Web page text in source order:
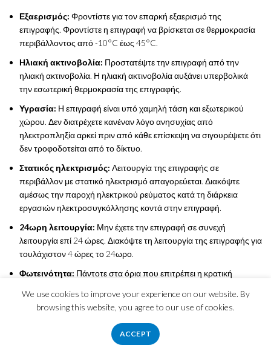
Εξαερισμός: Φροντίστε για τον επαρκή εξαερισμό της
επιγραφής. Φροντίστε η επιγραφή να βρίσκεται σε θερμοκρασία
περιβάλλοντος από -10°C έως 45°C.
Ηλιακή ακτινοβολία: Προστατέψτε την επιγραφή από την
ηλιακή ακτινοβολία. Η ηλιακή ακτινοβολία αυξάνει υπερβολικά
την εσωτερική θερμοκρασία της επιγραφής.
Υγρασία: Η επιγραφή είναι υπό χαμηλή τάση και εξωτερικού
χώρου. Δεν διατρέχετε κανέναν λόγο ανησυχίας από
ηλεκτροπληξία αρκεί πριν από κάθε επίσκεψη να σιγουρέψετε ότι
δεν τροφοδοτείται από το δίκτυο.
Στατικός ηλεκτρισμός: Λειτουργία της επιγραφής σε
περιβάλλον με στατικό ηλεκτρισμό απαγορεύεται. Διακόψτε
αμέσως την παροχή ηλεκτρικού ρεύματος κατά τη διάρκεια
εργασιών ηλεκτροσυγκόλλησης κοντά στην επιγραφή.
24ωρη λειτουργία: Μην έχετε την επιγραφή σε συνεχή
λειτουργία επί 24 ώρες. Διακόψτε τη λειτουργία της επιγραφής για
τουλάχιστον 4 ώρες το 24ωρο.
Φωτεινότητα: Πάντοτε στα όρια που επιτρέπει η κρατική
Συντήρηση:Απαγορεύεται το άνοιγμα της επιγραφής από μη
We use cookies to improve your experience on our website. By
browsing this website, you agree to our use of cookies.
ACCEPT